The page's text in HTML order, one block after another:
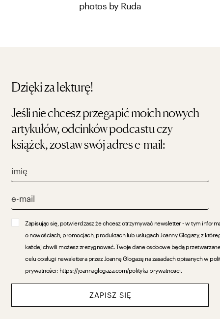
photos by Ruda
Dzięki za lekturę!
Jeśli nie chcesz przegapić moich nowych
artykułów, odcinków podcastu czy
książek, zostaw swój adres e-mail:
Zapisując się, potwierdzasz że chcesz otrzymywać newsletter - w tym
o nowościach, promocjach, produktach lub usługach Joanny Glogazy, z
każdej chwili możesz zrezygnować. Twoje dane osobowe będą
celu obsługi newslettera przez Joannę Glogazę na zasadach opisanych w
prywatności: https://joannaglogaza.com/polityka-prywatnosci.
ZAPISZ SIĘ